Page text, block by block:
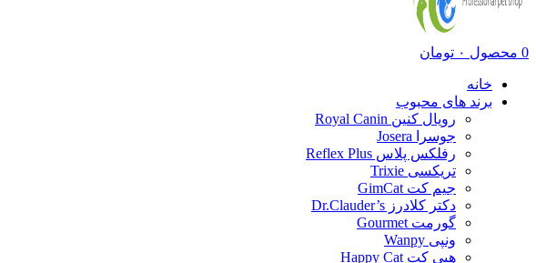
0 محصول ۰ تومان
خانه
برند های محبوب
رویال کنین Royal Canin
جوسرا Josera
رفلکس پلاس Reflex Plus
تریکسی Trixie
جیم کت GimCat
دکتر کلادرز Dr.Clauder’s
گورمت Gourmet
ونپی Wanpy
هپی کت Happy Cat